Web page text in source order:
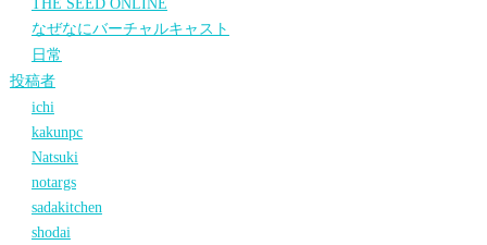
なぜなにバーチャルキャスト
日常
投稿者
ichi
kakunpc
Natsuki
notargs
sadakitchen
shodai